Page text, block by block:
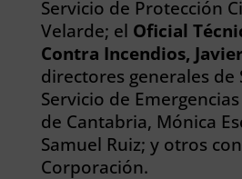
Servicio de Protección
Velarde; el Oficial
Contra Incendios,
directores generales de
Servicio de
de Cantabria, Mónica
Samuel Ruiz; y otros
Corporación.